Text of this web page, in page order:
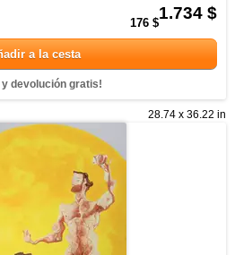
1.734 $
176 $
a la cesta
y devolución gratis!
28.74 x 36.22 in